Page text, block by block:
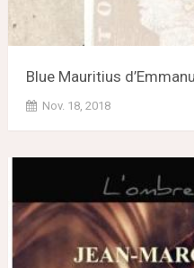
Blue Mauritius
Nov. 18, 2018